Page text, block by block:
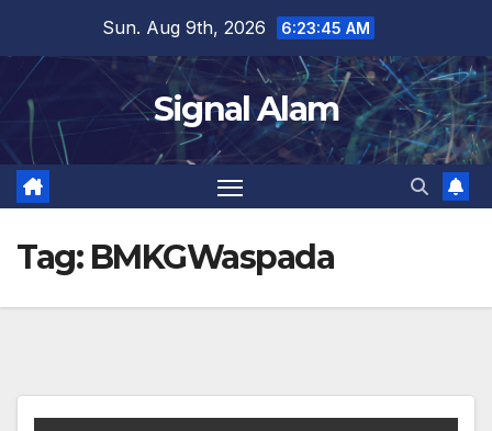
content
Sun. Aug 9th, 2026 6:23:46 AM
Signal Alam
Tag: BMKGWaspada